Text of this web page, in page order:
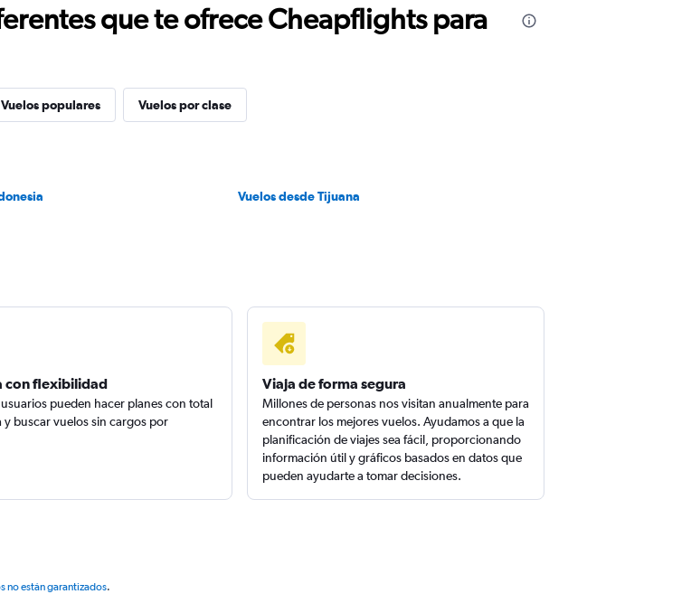
que te ofrece Cheapflights para
Vuelos populares Vuelos por clase
Vuelos desde Tijuana
con flexibilidad
pueden hacer planes con total
y buscar vuelos sin cargos por
Viaja de forma segura
Millones de personas nos visitan anualmente para
encontrar los mejores vuelos. Ayudamos a que la
planificación de viajes sea fácil, proporcionando
información útil y gráficos basados en datos que
pueden ayudarte a tomar decisiones.
no están garantizados.